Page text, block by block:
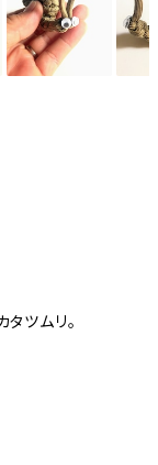
ツムリ。